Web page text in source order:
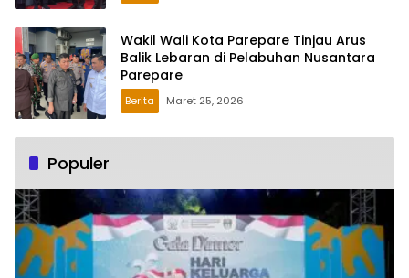
Wakil Wali Kota Parepare Tinjau Arus
Balik Lebaran di Pelabuhan Nusantara
Parepare
Berita Maret 25, 2026
Populer